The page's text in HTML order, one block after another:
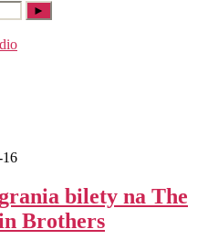
16
bilety na The
Brothers